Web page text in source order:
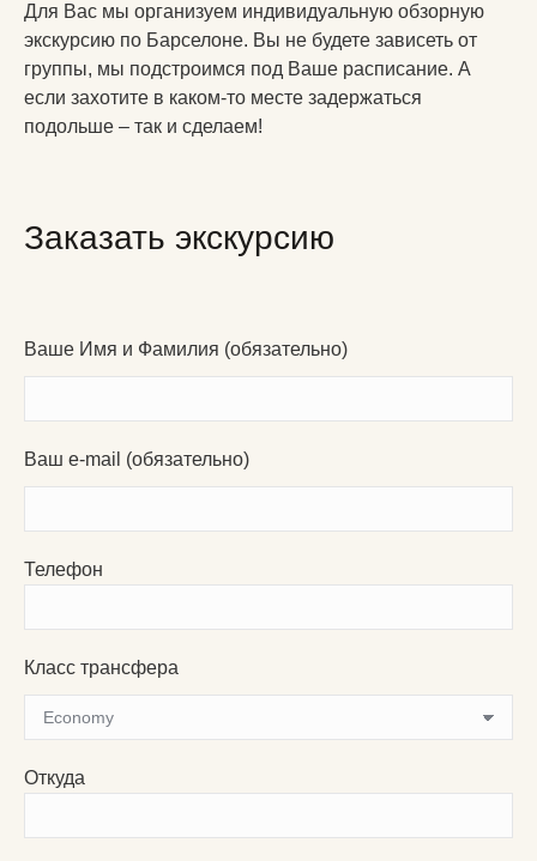
Для Вас мы организуем индивидуальную обзорную
экскурсию по Барселоне. Вы не будете зависеть от
группы, мы подстроимся под Ваше расписание. А
если захотите в каком-то месте задержаться
подольше – так и сделаем!
Заказать экскурсию
Ваше Имя и Фамилия (обязательно)
Ваш e-mail (обязательно)
Телефон
Класс трансфера
Откуда